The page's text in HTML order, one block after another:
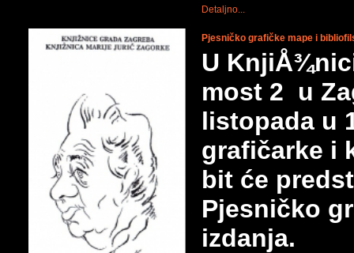
Detaljno...
Pjesničko grafičke mape i
U
most 2 u
listopada u
grafičarke i
bit će
Pjesničko
izdanja.